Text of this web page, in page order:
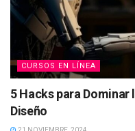
CURSOS EN LÍNEA
5 Hacks para Dominar
Diseño